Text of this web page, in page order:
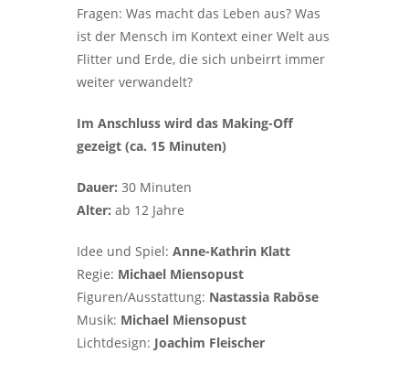
Fragen: Was macht das Leben aus? Was
ist der Mensch im Kontext einer Welt aus
Flitter und Erde, die sich unbeirrt immer
weiter verwandelt?
Im Anschluss wird das Making-Off
gezeigt (ca. 15 Minuten)
Dauer: 30 Minuten
Alter: ab 12 Jahre
Idee und Spiel: Anne-Kathrin Klatt
Regie: Michael Miensopust
Figuren/Ausstattung: Nastassia Raböse
Musik: Michael Miensopust
Lichtdesign: Joachim Fleischer